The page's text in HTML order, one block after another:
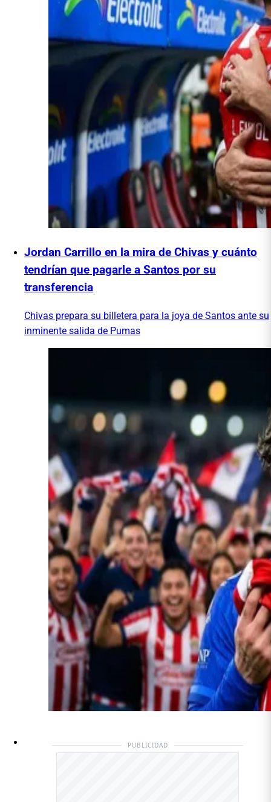
Jordan Carrillo en la mira de Chivas y cuánto
tendrían que pagarle a Santos por su
transferencia
Chivas prepara su billetera para la joya de Santos ante su
inminente salida de Pumas
PUBLICIDAD